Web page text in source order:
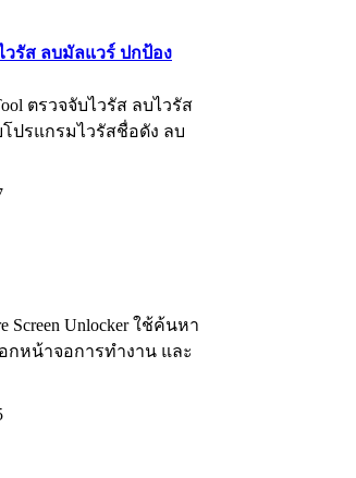
วรัส ลบมัลแวร์ ปกป้อง
ตรวจจับไวรัส ลบไวรัส
ปรแกรมไวรัสชื่อดัง ลบ
Screen Unlocker ใช้ค้นหา
กหน้าจอการทำงาน และ